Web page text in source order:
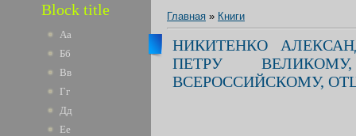
Block title
Аа
Бб
Вв
Гг
Дд
Ее
Главная » Книги
НИКИТЕНКО
ПЕТРУ
ВСЕРОССИЙСКОМУ,